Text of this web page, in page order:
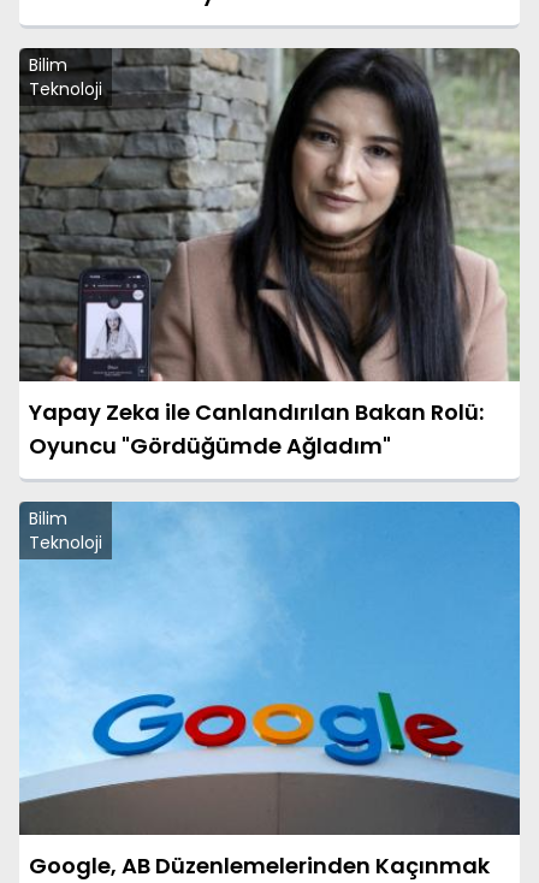
Bilim
Teknoloji
Yapay Zeka ile Canlandırılan Bakan Rolü:
Oyuncu "Gördüğümde Ağladım"
Bilim
Teknoloji
Google, AB Düzenlemelerinden Kaçınmak